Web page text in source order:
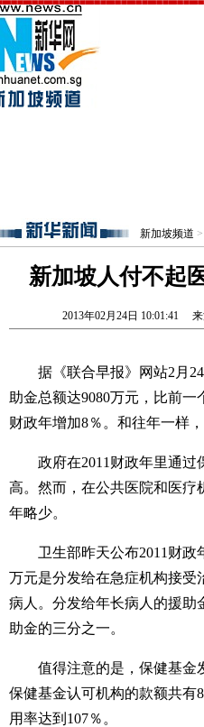
新加坡频道 >
新加坡人付不起
2013年02月24日 10:01:41 来
据《联合早报》网站2月24
助金总额达9080万元，比前
财政年增加8％。和往年一样
政府在2011财政年里通过
高。然而，在公共医院和医疗
年略少。
卫生部昨天公布2011财政年
万元是分发给在急症机构接受
病人。分发给年长病人的援助
助金的三分之一。
值得注意的是，保健基金发
保健基金认可机构的款额共有
用率达到107％。